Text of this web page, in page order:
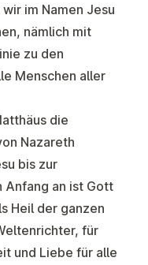
im Namen Jesu
nämlich mit
zu den
Menschen aller
die
Nazareth
bis zur
Anfang an ist Gott
Heil der ganzen
für
und Liebe für alle